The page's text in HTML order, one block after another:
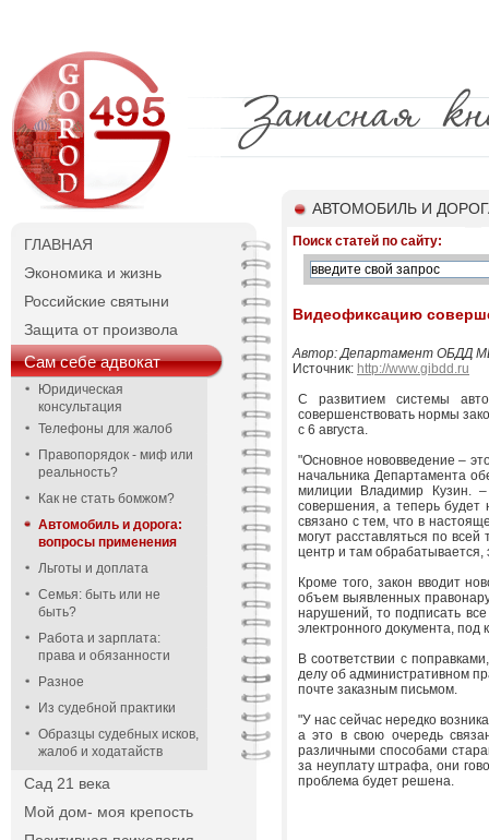
ГЛАВНАЯ
Экономика и жизнь
Российские святыни
Защита от произвола
Сам себе адвокат
Юридическая
консультация
Телефоны для жалоб
Правопорядок - миф или
реальность?
Как не стать бомжом?
Автомобиль и дорога:
вопросы применения
Льготы и доплата
Семья: быть или не
быть?
Работа и зарплата:
права и обязанности
Разное
Из судебной практики
Образцы судебных исков,
жалоб и ходатайств
Сад 21 века
Мой дом- моя крепость
АВТОМОБИЛЬ И
Поиск статей по сайту:
Видеофиксацию
Автор: Департамент ОБДД
Источник: http://www.gibdd.ru
С развитием системы
совершенствовать нормы
с 6 августа.
"Основное нововведение –
начальника Департамента
милиции Владимир Кузин.
совершения, а теперь будет
связано с тем, что в
могут расставляться по
центр и там обрабатывается,
Кроме того, закон вводит
объем выявленных
нарушений, то подписать
электронного документа,
В соответствии с
делу об административном
почте заказным письмом.
"У нас сейчас нередко
а это в свою очередь
различными способами
за неуплату штрафа, они
проблема будет решена.